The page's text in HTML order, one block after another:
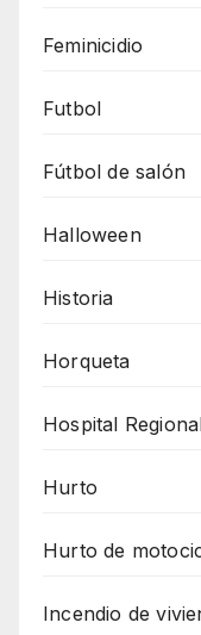
Feminicidio
Futbol
Fútbol de salón
Halloween
Historia
Horqueta
Hospital
Hurto
Hurto de
Incendio de